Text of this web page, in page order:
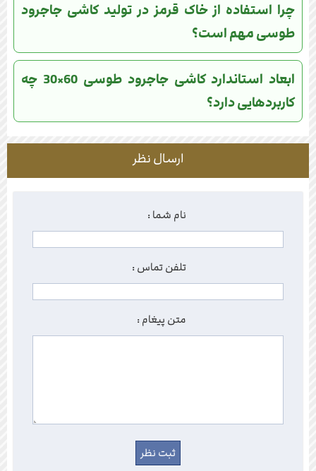
چرا استفاده از خاک قرمز در تولید کاشی جاجرود
طوسی مهم است؟
ابعاد استاندارد کاشی جاجرود طوسی 60×30 چه
کاربردهایی دارد؟
ارسال نظر
نام شما :
تلفن تماس :
متن پیغام :